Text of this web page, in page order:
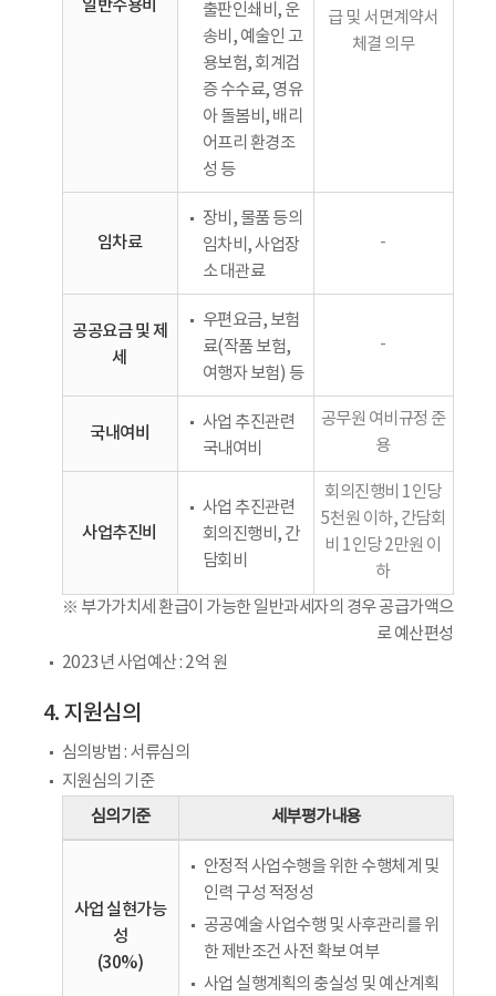
일반수용비
출판인쇄비, 운
송비, 예술인 고
용보험, 회계검
증 수수료, 영유
아 돌봄비, 배리
어프리 환경조
성 등
급 및 서면계약서
체결 의무
임차료
장비, 물품 등의
임차비, 사업장
소 대관료
-
공공요금 및 제
세
우편요금, 보험
료(작품 보험,
여행자 보험) 등
-
국내여비
사업 추진관련
국내여비
공무원 여비규정 준
용
사업추진비
사업 추진관련
회의진행비, 간
담회비
회의진행비 1인당
5천원 이하, 간담회
비 1인당 2만원 이
하
※ 부가가치세 환급이 가능한 일반과세자의 경우 공급가액으
로 예산편성
2023년 사업예산 : 2억 원
4. 지원심의
심의방법 : 서류심의
지원심의 기준
심의기준
세부평가내용
사업 실현가능
성
(30%)
안정적 사업수행을 위한 수행체계 및
인력 구성 적정성
공공예술 사업수행 및 사후관리를 위
한 제반조건 사전 확보 여부
사업 실행계획의 충실성 및 예산계획